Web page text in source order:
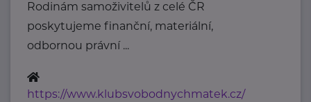
Rodinám samoživitelů z celé ČR
poskytujeme finanční, materiální,
odbornou právní ...
https://www.klubsvobodnychmatek.cz/